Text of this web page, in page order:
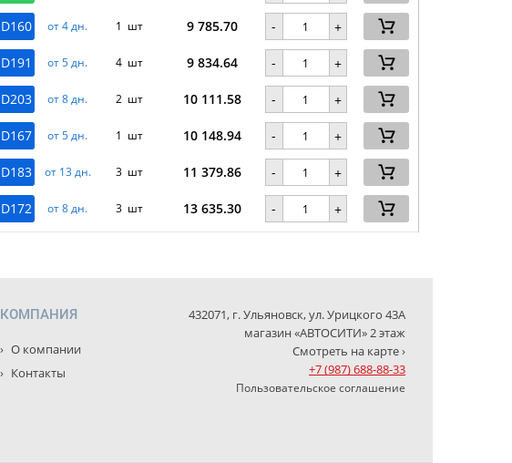
D160 от 4 дн. 1 шт 9 785.70 - +
D191 от 5 дн. 4 шт 9 834.64 - +
D203 от 8 дн. 2 шт 10 111.58 - +
D167 от 5 дн. 1 шт 10 148.94 - +
D183 от 13 дн. 3 шт 11 379.86 - +
D172 от 8 дн. 3 шт 13 635.30 - +
КОМПАНИЯ
О компании
Контакты
432071, г. Ульяновск, ул. Урицкого 43А
магазин «АВТОСИТИ» 2 этаж
Смотреть на карте ›
+7 (987) 688-88-33
Пользовательское соглашение